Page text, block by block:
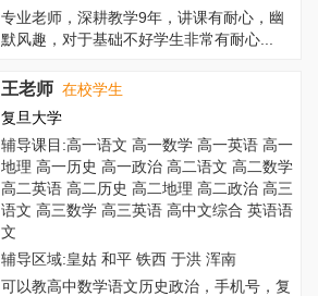
专业老师，深耕教学9年，讲课有耐心，幽
默风趣，对于基础不好学生非常有耐心...
王老师 在校学生
复旦大学
辅导课目:高一语文 高一数学 高一英语 高一
地理 高一历史 高一政治 高二语文 高二数学
高二英语 高二历史 高二地理 高二政治 高三
语文 高三数学 高三英语 高中文综合 英语语
文
辅导区域:皇姑 和平 铁西 于洪 浑南
可以教高中数学语文历史政治，手机号，复